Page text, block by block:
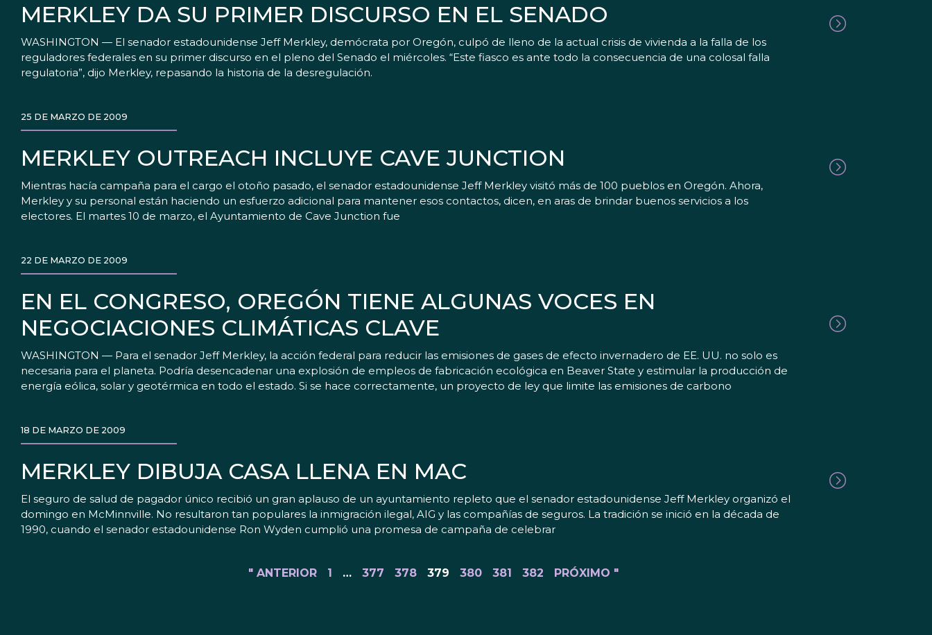
MERKLEY DA SU PRIMER DISCURSO EN EL SENADO
WASHINGTON — El senador estadounidense Jeff Merkley, demócrata por Oregón, culpó de lleno de la actual crisis de vivienda a la falla de los
reguladores federales en su primer discurso en el pleno del Senado el miércoles. “Este fiasco es ante todo la consecuencia de una colosal falla
regulatoria”, dijo Merkley, repasando la historia de la desregulación.
MERKLEY OUTREACH INCLUYE CAVE JUNCTION
25 DE MARZO DE 2009
Mientras hacía campaña para el cargo el otoño pasado, el senador estadounidense Jeff Merkley visitó más de 100 pueblos en Oregón. Ahora,
Merkley y su personal están haciendo un esfuerzo adicional para mantener esos contactos, dicen, en aras de brindar buenos servicios a los
electores. El martes 10 de marzo, el Ayuntamiento de Cave Junction fue
EN EL CONGRESO, OREGÓN TIENE ALGUNAS VOCES EN
NEGOCIACIONES CLIMÁTICAS CLAVE
22 DE MARZO DE 2009
WASHINGTON — Para el senador Jeff Merkley, la acción federal para reducir las emisiones de gases de efecto invernadero de EE. UU. no solo es
necesaria para el planeta. Podría desencadenar una explosión de empleos de fabricación ecológica en Beaver State y estimular la producción de
energía eólica, solar y geotérmica en todo el estado. Si se hace correctamente, un proyecto de ley que limite las emisiones de carbono
MERKLEY DIBUJA CASA LLENA EN MAC
18 DE MARZO DE 2009
El seguro de salud de pagador único recibió un gran aplauso de un ayuntamiento repleto que el senador estadounidense Jeff Merkley organizó el
domingo en McMinnville. No resultaron tan populares la inmigración ilegal, AIG y las compañías de seguros. La tradición se inició en la década de
1990, cuando el senador estadounidense Ron Wyden cumplió una promesa de campaña de celebrar
" ANTERIOR 1 … 377 378 379 380 381 382 PRÓXIMO "